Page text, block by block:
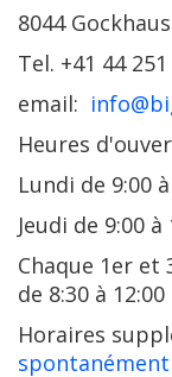
8044
Tel. +41 44
email:
Heures
Lundi de 9:00
Jeudi de 9:00 à
Chaque 1er et
de 8:30 à 12:00
Horaires